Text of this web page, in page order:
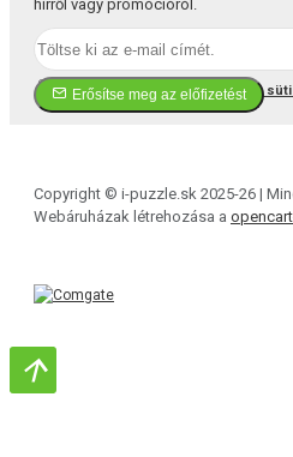
hírről vagy promócióról.
Erősítse meg az előfizetést
Elfogadom a(z) Adatvédelmi és
Copyright © i-puzzle.sk 2025-26 |
Webáruházak létrehozása a